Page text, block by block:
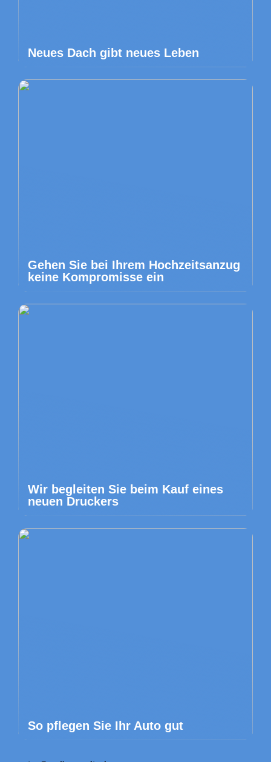
Neues Dach gibt neues Leben
Gehen Sie bei Ihrem Hochzeitsanzug
keine Kompromisse ein
Wir begleiten Sie beim Kauf eines
neuen Druckers
So pflegen Sie Ihr Auto gut